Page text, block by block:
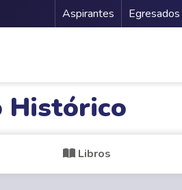
Menu
Aspirantes Egresados
Histórico
Libros